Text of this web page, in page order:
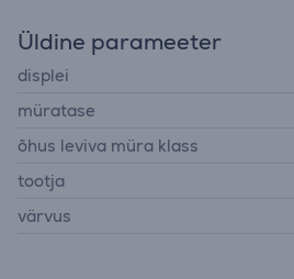
Üldine parameeter
displei
müratase
õhus leviva müra klass
tootja
värvus